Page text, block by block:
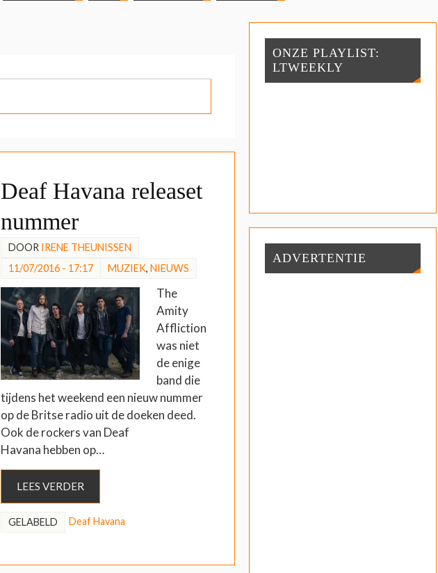
Deaf Havana releaset
nummer
DOOR IRENE THEUNISSEN
11/07/2016 - 17:17
MUZIEK, NIEUWS
The
Amity
Affliction
was niet
de enige
band die
tijdens het weekend een nieuw nummer
op de Britse radio uit de doeken deed.
Ook de rockers van Deaf
Havana hebben op…
LEES VERDER
GELABELD Deaf Havana
ONZE PLAYLIST:
LTWEEKLY
ADVERTENTIE